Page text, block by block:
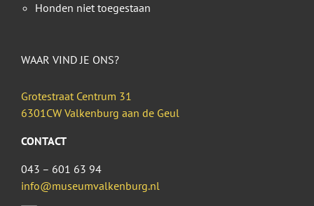
Honden niet toegestaan
WAAR VIND JE ONS?
Grotestraat Centrum 31
6301CW Valkenburg aan de Geul
CONTACT
043 – 601 63 94
info@museumvalkenburg.nl